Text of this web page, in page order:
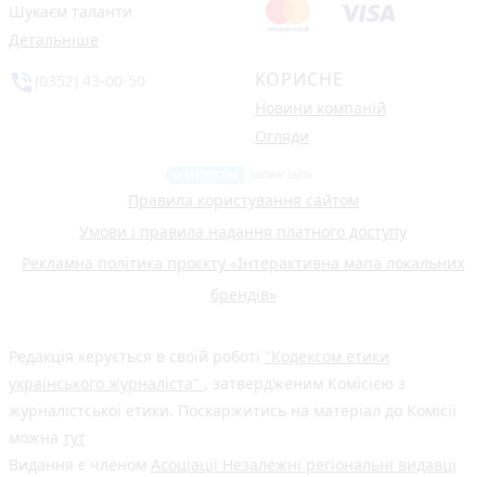
Шукаєм таланти
Детальніше
КОРИСНЕ
Новини компаній
Огляди
Правила користування сайтом
Умови і правила надання платного доступу
Рекламна політика проєкту «Інтерактивна мапа локальних
брендів»
Редакція керується в своїй роботі "Кодексом етики
українського журналіста" , затвердженим Комісією з
журналістської етики. Поскаржитись на матеріал до Комісії
можна тут
Видання є членом Асоціації Незалежні регіональні видавці